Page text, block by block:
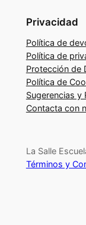
o
s
i
t
i
v
e
c
Privacidad
Política de
Política de
Protección de
Política de
Sugerencias y
Contacta con
La Salle
Términos y